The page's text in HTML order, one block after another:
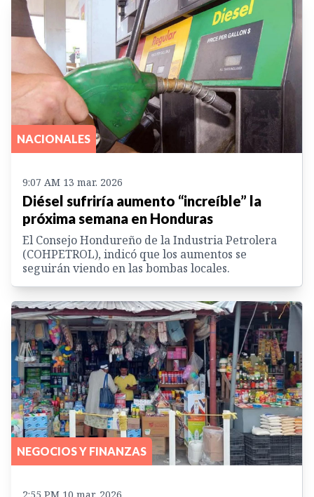
NACIONALES
9:07 AM 13 mar. 2026
Diésel sufriría aumento “increíble” la
próxima semana en Honduras
El Consejo Hondureño de la Industria Petrolera
(COHPETROL), indicó que los aumentos se
seguirán viendo en las bombas locales.
NEGOCIOS Y FINANZAS